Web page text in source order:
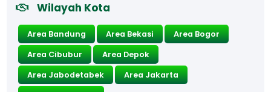
Wilayah Kota
Area Bandung Area Bekasi
Area Bogor
Area Cibubur
Area Depok
Area Jabodetabek
Area Jakarta